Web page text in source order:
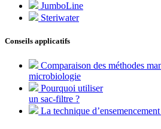
JumboLine
Steriwater
Conseils applicatifs
Comparaison des méthodes
microbiologie
Pourquoi utiliser
un sac-filtre ?
La technique